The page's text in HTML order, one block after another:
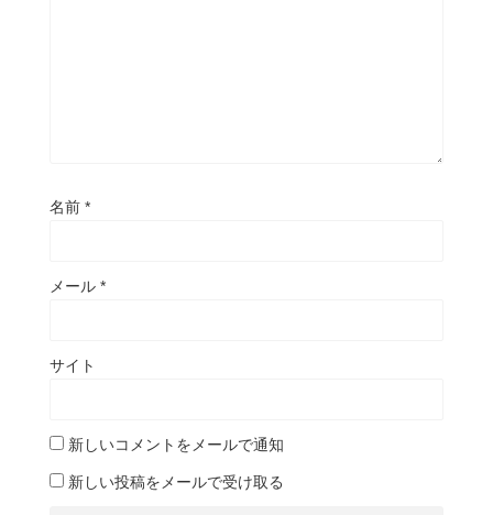
名前 *
メール *
サイト
新しいコメントをメールで通知
新しい投稿をメールで受け取る